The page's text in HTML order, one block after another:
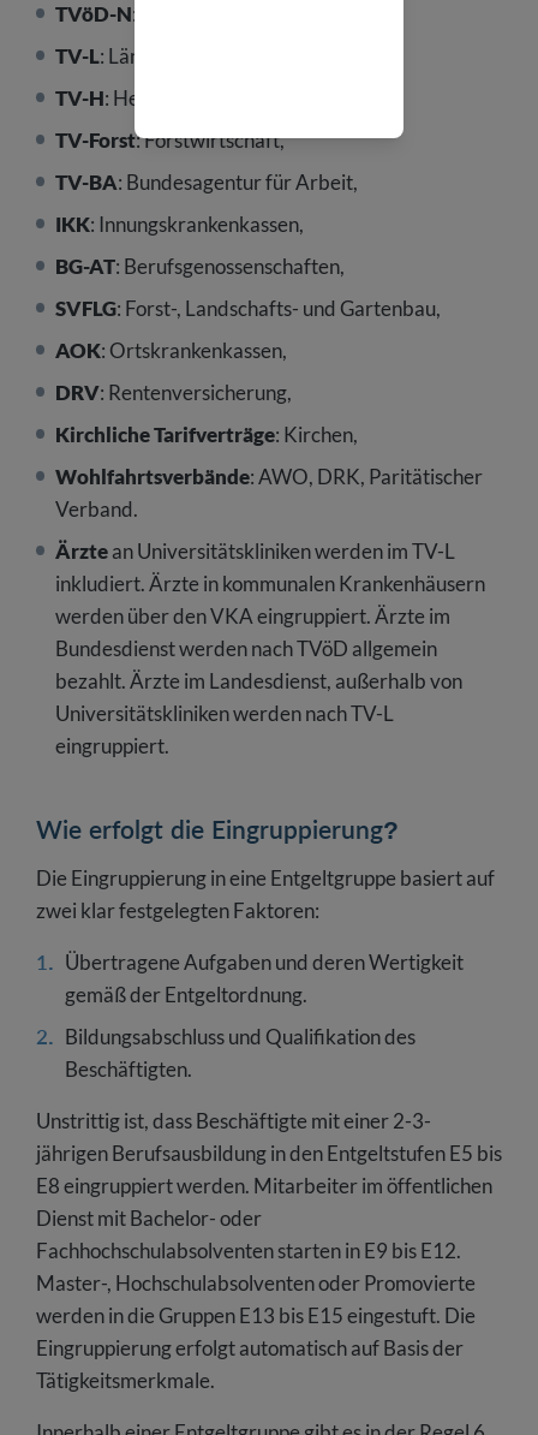
TVöD-N: Nahverkehr,
TV-L: Länder,
TV-H: Hessen,
TV-Forst: Forstwirtschaft,
TV-BA: Bundesagentur für Arbeit,
IKK: Innungskrankenkassen,
BG-AT: Berufsgenossenschaften,
SVFLG: Forst-, Landschafts- und Gartenbau,
AOK: Ortskrankenkassen,
DRV: Rentenversicherung,
Kirchliche Tarifverträge: Kirchen,
Wohlfahrtsverbände: AWO, DRK, Paritätischer
Verband.
Ärztean Universitätskliniken werden im TV-L
inkludiert. Ärzte in kommunalen Krankenhäusern
werden über den VKA eingruppiert. Ärzte im
Bundesdienst werden nach TVöD allgemein
bezahlt. Ärzte im Landesdienst, außerhalb von
Universitätskliniken werden nach TV-L
eingruppiert.
Wie erfolgt die Eingruppierung?
Die Eingruppierung in eine Entgeltgruppe basiert auf
zwei klar festgelegten Faktoren:
Übertragene Aufgaben und deren Wertigkeit
gemäß der Entgeltordnung.
Bildungsabschluss und Qualifikation des
Beschäftigten.
Unstrittig ist, dass Beschäftigte mit einer 2-3-
jährigen Berufsausbildung in den Entgeltstufen E5 bis
E8 eingruppiert werden. Mitarbeiter im öffentlichen
Dienst mit Bachelor- oder
Fachhochschulabsolventen starten in E9 bis E12.
Master-, Hochschulabsolventen oder Promovierte
werden in die Gruppen E13 bis E15 eingestuft. Die
Eingruppierung erfolgt automatisch auf Basis der
Tätigkeitsmerkmale.